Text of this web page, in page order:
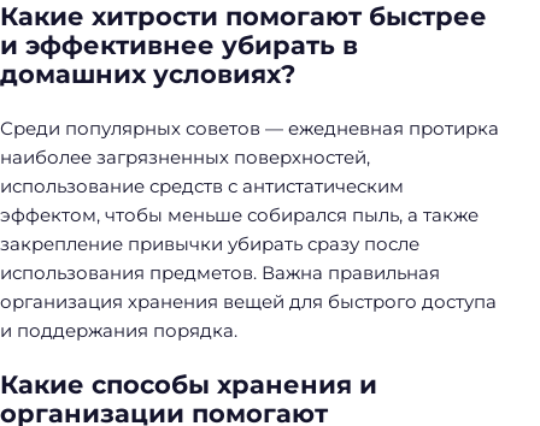
Какие хитрости помогают быстрее
и эффективнее убирать в
домашних условиях?
Среди популярных советов — ежедневная протирка
наиболее загрязненных поверхностей,
использование средств с антистатическим
эффектом, чтобы меньше собирался пыль, а также
закрепление привычки убирать сразу после
использования предметов. Важна правильная
организация хранения вещей для быстрого доступа
и поддержания порядка.
Какие способы хранения и
организации помогают